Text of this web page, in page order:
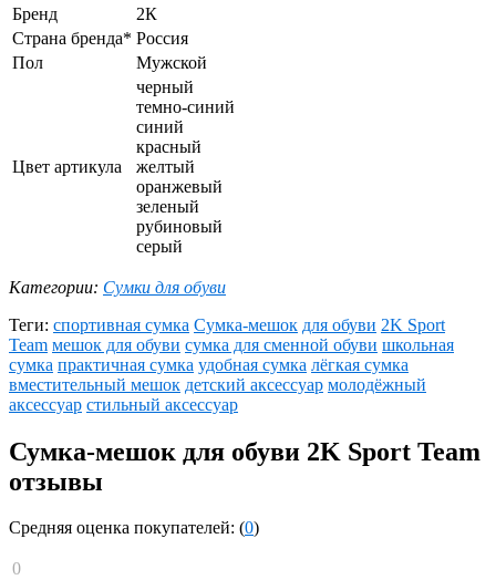
Бренд
2К
Страна бренда* Россия
Пол
Мужской
Цвет артикула
черный
темно-синий
синий
красный
желтый
оранжевый
зеленый
рубиновый
серый
Категории: Сумки для обуви
Теги: спортивная сумка Сумка-мешок для обуви 2K Sport
Team мешок для обуви сумка для сменной обуви школьная
сумка практичная сумка удобная сумка лёгкая сумка
вместительный мешок детский аксессуар молодёжный
аксессуар стильный аксессуар
Сумка-мешок для обуви 2K Sport Team
отзывы
Средняя оценка покупателей: (0)
0